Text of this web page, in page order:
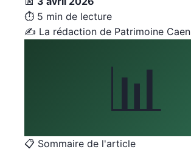
⏱️ 5 min de lecture
✍️ La rédaction de Patrimoine Caen
📊
📋 Sommaire de l'article